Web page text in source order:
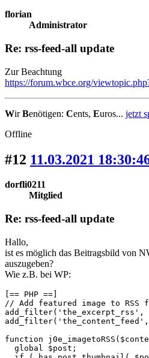
florian
Administrator
Re: rss-feed-all update
Zur Beachtung
https://forum.wbce.org/
WirBenötigen: Cents, Euros... jetzt
Offline
#12 11.03.2021
dorfli0211
Mitglied
Re: rss-feed-all update
Hallo,
ist es möglich das Beitragsbild von
auszugeben?
Wie z.B. bei WP:
[== PHP ==]
// Add featured image to RSS
add_filter('the_excerpt_rss',
add_filter('the_content_feed',
function
  global $post;